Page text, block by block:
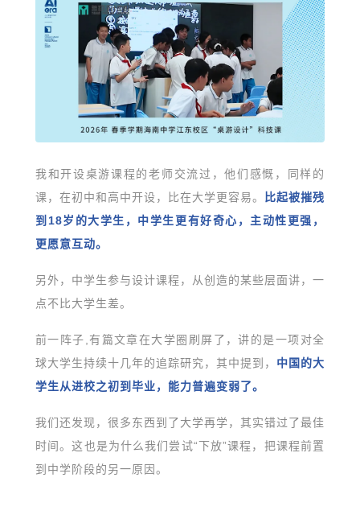
我和开设桌游课程的老师交流过，他们感慨，同样的
课，在初中和高中开设，比在大学更容易。
比起被摧残
到18岁的大学生，中学生更有好奇心，主动性更强，
更愿意互动。
另外，中学生参与设计课程，从创造的某些层面讲，一
点不比大学生差。
前一阵子,有篇文章在大学圈刷屏了，讲的是一项对全
球大学生持续十几年的追踪研究，其中提到， 中国的大
学生从进校之初到毕业，能力普遍变弱了。
我们还发现，很多东西到了大学再学，其实错过了最佳
时间。这也是为什么我们尝试“下放”课程，把课程前置
到中学阶段的另一原因。